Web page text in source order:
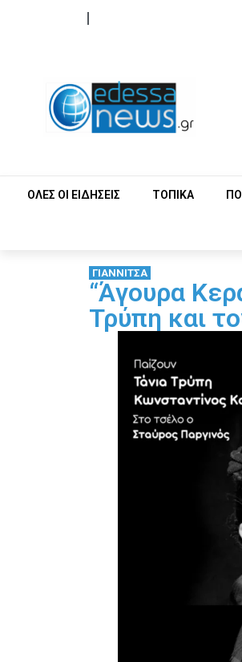
ΟΛΕΣ ΟΙ ΕΙΔΗΣΕΙΣ ΤΟΠΙΚΑ
ΓΙΑΝΝΙΤΣΑ
“Άγουρα
Τρύπη και